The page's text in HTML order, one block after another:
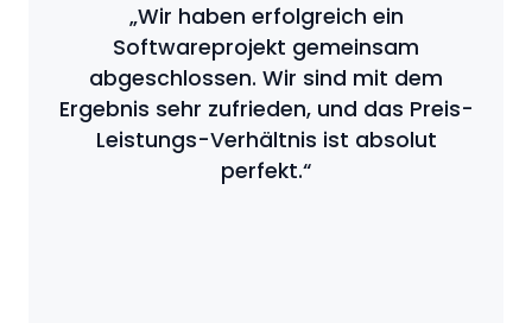
„Wir haben erfolgreich ein
Softwareprojekt gemeinsam
abgeschlossen. Wir sind mit dem
Ergebnis sehr zufrieden, und das Preis-
Leistungs-Verhältnis ist absolut
perfekt.“